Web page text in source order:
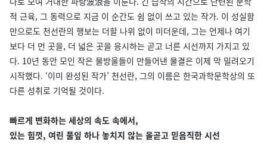
적 근육, 그 동력으로 지금 이 순간도 쉼 없이 쓰고 있는 작가. 이 성실함
만으로도 천선란의 행보는 더할 나위 없이 미더운데, 그는 언제나 여기
보다 더 먼 곳을, 더 넓은 곳을 응시하는 곧고 너른 시선까지 가지고 있
다. 10년 동안 모인 작은 물방울들이 만들어낸 물결은 이제 막 밀려오기
시작했다. ‘이미 완성된 작가’ 천선란, 그의 이름은 한국과학문학상의 또
다른 성취로 기억될 것이다.
빠르게 변화하는 세상의 속도 속에서,
있는 힘껏, 여린 풀잎 하나 놓치지 않는 올곧고 믿음직한 시선